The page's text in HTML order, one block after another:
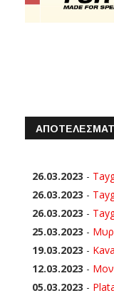
26.03.2023 -
26.03.2023 -
26.03.2023 -
25.03.2023 -
19.03.2023 -
12.03.2023 -
05.03.2023 -